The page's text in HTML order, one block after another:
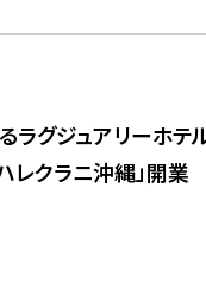
ラグジュアリーホテ
レクラニ沖縄」開業